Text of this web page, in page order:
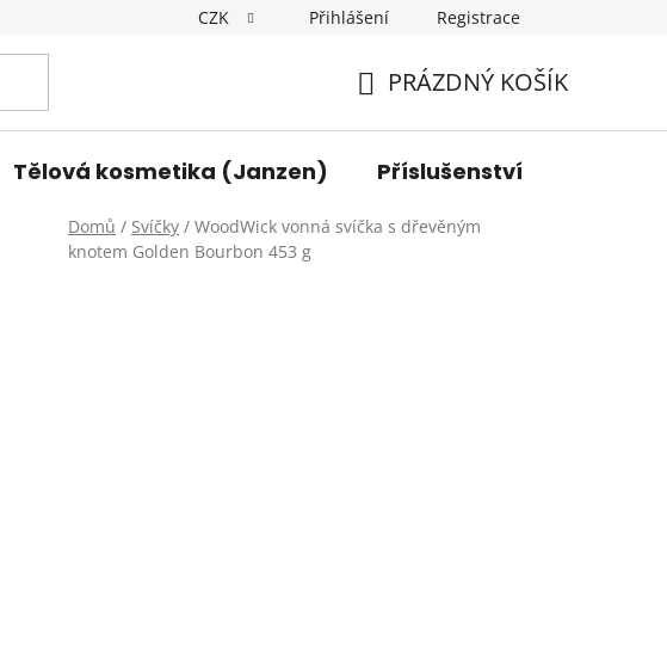
Podmínky ochrany osobních údajů Kontakt
CZK Přihlášení Registrace
KOŠÍK
PRÁZDNÝ KOŠÍK
Tělová kosmetika (Janzen) Příslušenství
Domů / Svíčky / WoodWick vonná svíčka s dřevěným
knotem Golden Bourbon 453 g